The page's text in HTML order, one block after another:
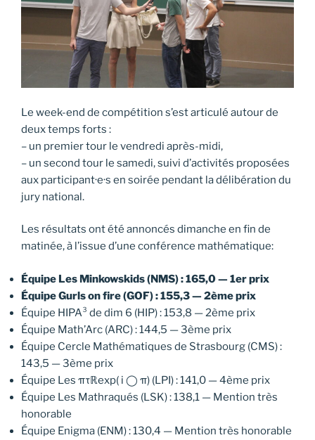
Le week-end de compétition s’est articulé autour de
deux temps forts :
– un premier tour le vendredi après-midi,
– un second tour le samedi, suivi d’activités proposées
aux participant·e·s en soirée pendant la délibération du
jury national.
Les résultats ont été annoncés dimanche en fin de
matinée, à l’issue d’une conférence mathématique:
Équipe Les Minkowskids (NMS) : 165,0 — 1er prix
Équipe Gurls on fire (GOF) : 155,3 — 2ème prix
Équipe HIPA³ de dim 6 (HIP) : 153,8 — 2ème prix
Équipe Math’Arc (ARC) : 144,5 — 3ème prix
Équipe Cercle Mathématiques de Strasbourg (CMS) :
143,5 — 3ème prix
Équipe Les πτℝexp( i ◯ π) (LPI) : 141,0 — 4ème prix
Équipe Les Mathraqués (LSK) : 138,1 — Mention très
honorable
Équipe Enigma (ENM) : 130,4 — Mention très honorable